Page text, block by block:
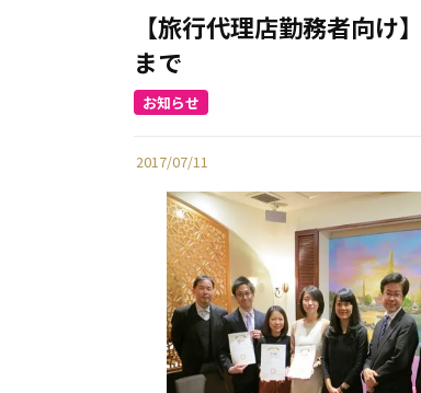
【旅行代理店勤務者向
まで
2017/07/11